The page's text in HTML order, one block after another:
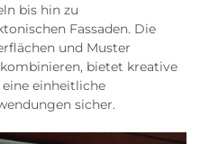
bis hin zu
Fassaden. Die
und Muster
bietet kreative
einheitliche
sicher.